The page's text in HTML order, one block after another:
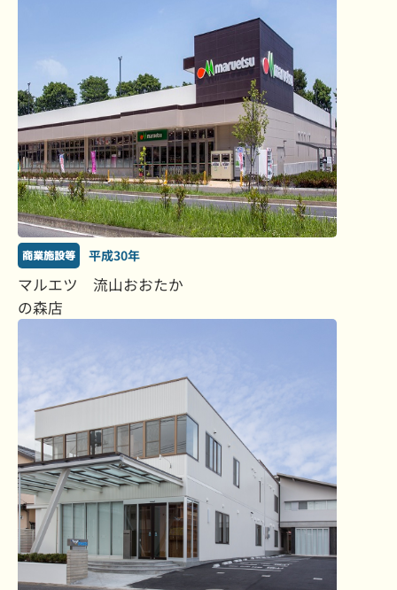
商業施設等 平成30年
マルエツ 流山おおたか
の森店